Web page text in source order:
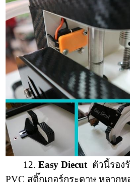
12.Easy Diecutตัวนี้รองรั
PVC สติ๊กเกอร์กระดาษ หลาก